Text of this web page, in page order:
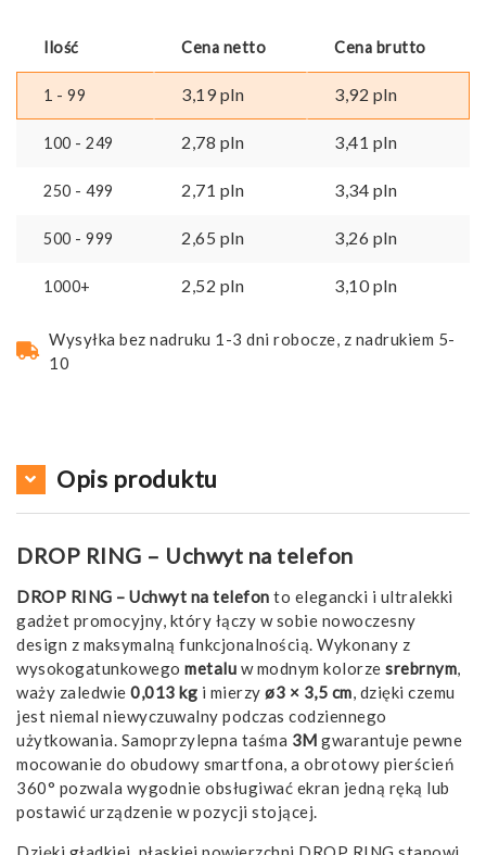
Ilość Cena netto Cena brutto
1 - 99 3,19pln 3,92 pln
100 - 249 2,78 pln 3,41 pln
250 - 499 2,71 pln 3,34 pln
500 - 999 2,65 pln 3,26 pln
1000+ 2,52 pln 3,10pln
Wysyłka bez nadruku 1-3 dni robocze, z nadrukiem 5-
10
Opis produktu
DROP RING – Uchwyt na telefon
DROP RING – Uchwyt na telefon to elegancki i ultralekki
gadżet promocyjny, który łączy w sobie nowoczesny
design z maksymalną funkcjonalnością. Wykonany z
wysokogatunkowego metalu w modnym kolorze srebrnym,
waży zaledwie 0,013 kg i mierzy ø3 × 3,5 cm, dzięki czemu
jest niemal niewyczuwalny podczas codziennego
użytkowania. Samoprzylepna taśma 3M gwarantuje pewne
mocowanie do obudowy smartfona, a obrotowy pierścień
360° pozwala wygodnie obsługiwać ekran jedną ręką lub
postawić urządzenie w pozycji stojącej.